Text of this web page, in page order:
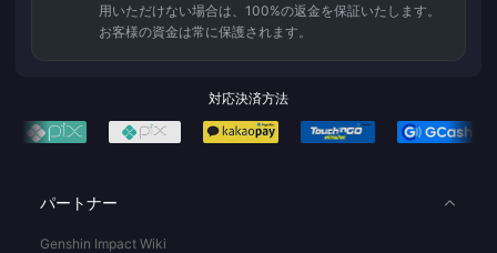
用いただけない場合は、100%の返金を保証いたします。
お客様の資金は常に保護されます。
対応決済方法
パートナー
Genshin Impact Wiki